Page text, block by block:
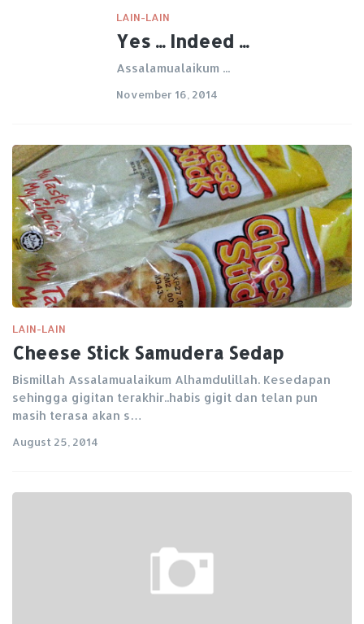
LAIN-LAIN
Yes ... Indeed ...
Assalamualaikum ...
November 16, 2014
LAIN-LAIN
Cheese Stick Samudera Sedap
Bismillah Assalamualaikum Alhamdulillah. Kesedapan
sehingga gigitan terakhir..habis gigit dan telan pun
masih terasa akan s…
August 25, 2014